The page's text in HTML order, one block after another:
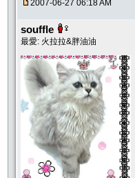
2007-06-27 06:18 AM
souffle
最愛: 火拉拉&胖油油